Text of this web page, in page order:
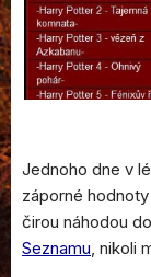
Jednoho dne v
záporné
čirou náhodou
Seznamu, nikoli